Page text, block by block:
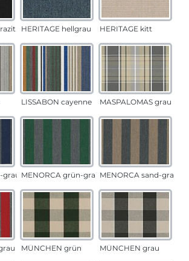
HERITAGE hellgrau HERITAGE kitt
LISSABON cayenne MASPALOMAS grau
MENORCA grün-grau MENORCA sand-grau
MÜNCHEN grün MÜNCHEN grau